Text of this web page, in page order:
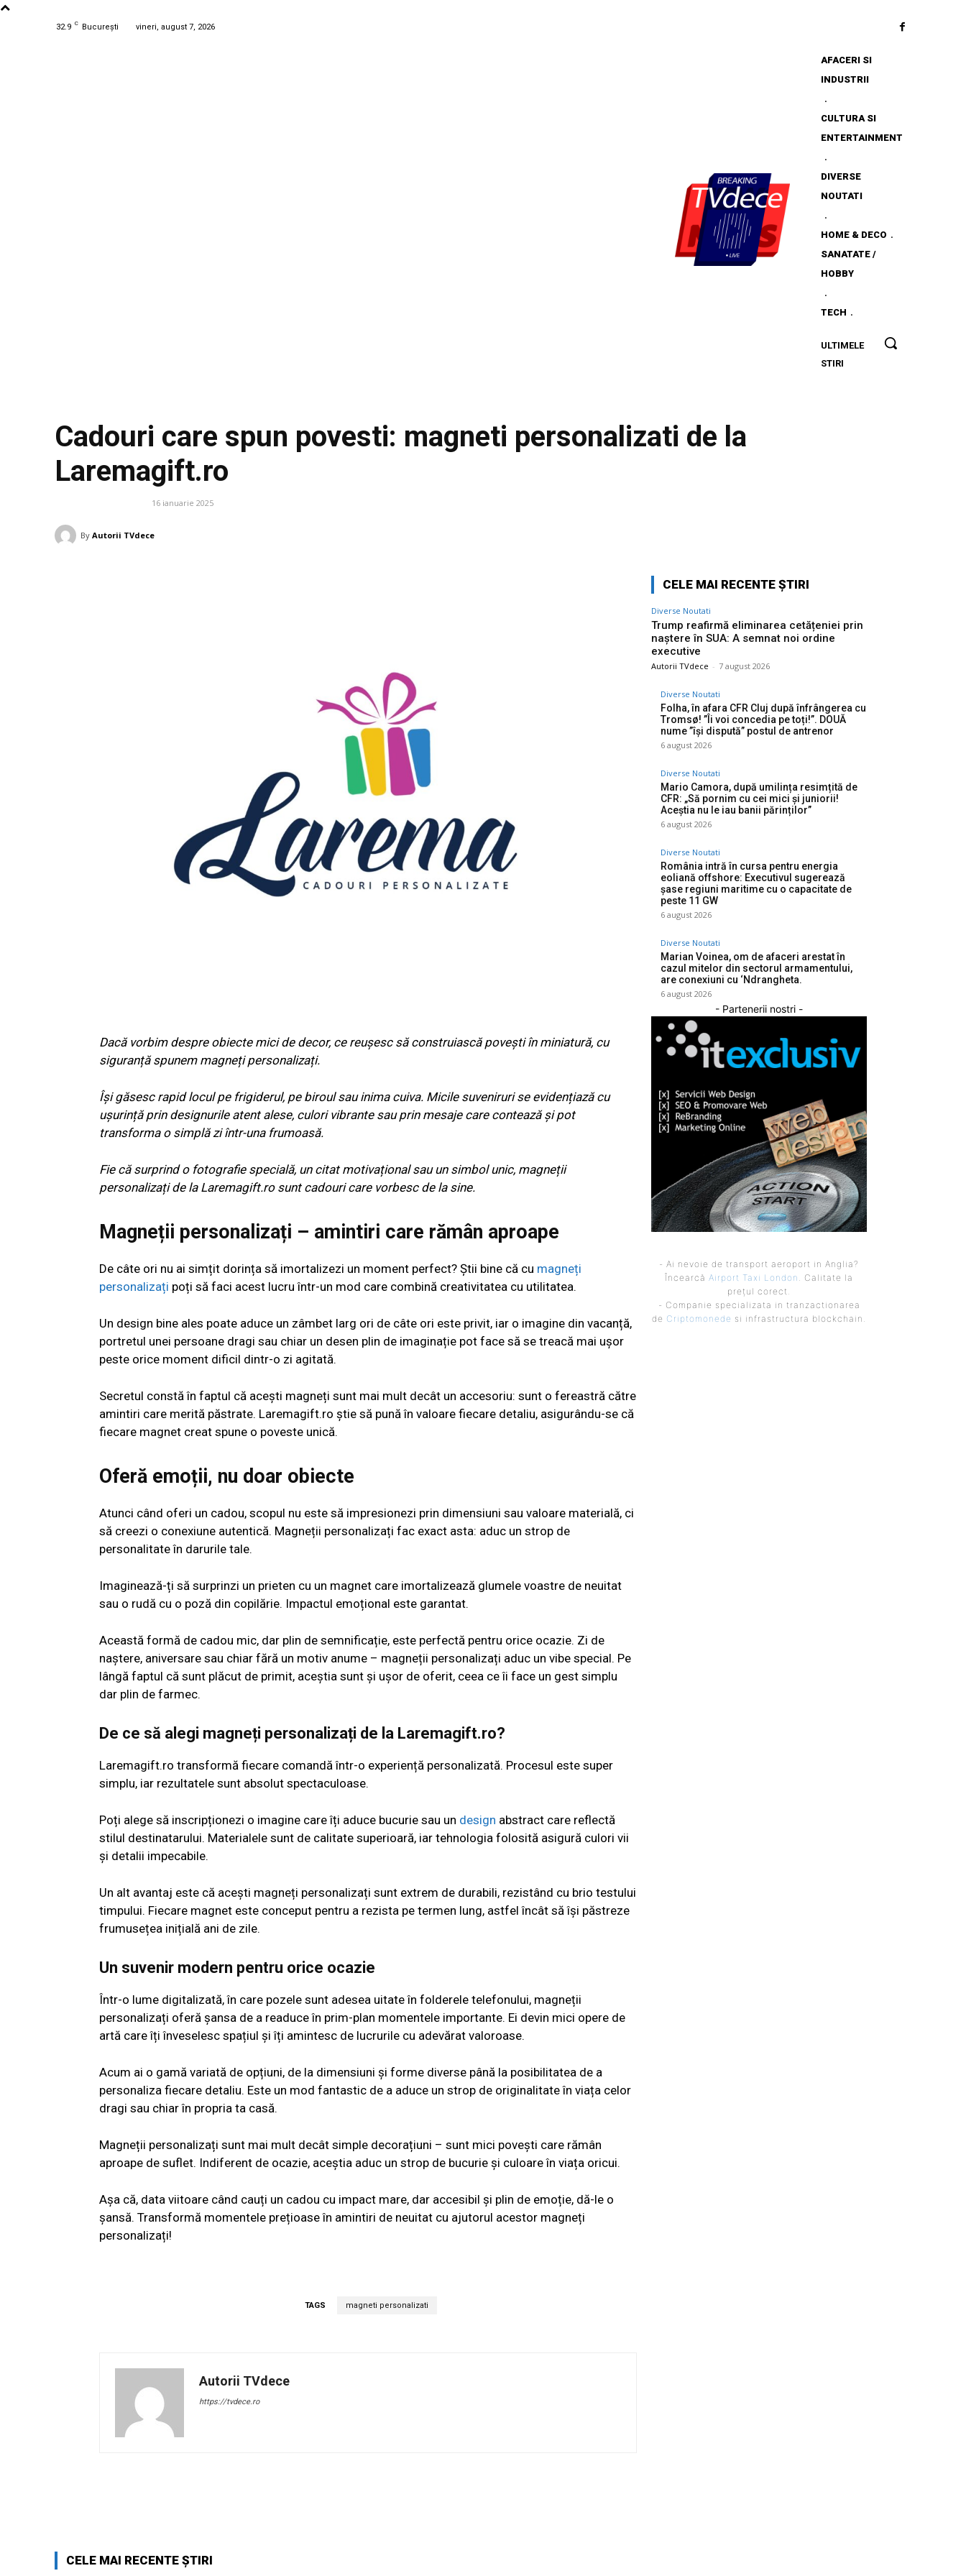
32.9 C București vineri, august 7, 2026
AFACERI SI
INDUSTRII
CULTURA SI
ENTERTAINMENT
DIVERSE
NOUTATI
HOME & DECO
SANATATE /
HOBBY
TECH
ULTIMELE
STIRI
Trump
Cadouri care spun povesti: magneti personalizati de la
Laremagift.ro
16 ianuarie 2025
By Autorii TVdece
Dacă vorbim despre obiecte mici de decor, ce reușesc să construiască povești în miniatură, cu
siguranță spunem magneți personalizați.
Își găsesc rapid locul pe frigiderul, pe biroul sau inima cuiva. Micile suveniruri se evidențiază cu
ușurință prin designurile atent alese, culori vibrante sau prin mesaje care contează și pot
transforma o simplă zi într-una frumoasă.
Fie că surprind o fotografie specială, un citat motivațional sau un simbol unic, magneții
personalizați de la Laremagift.ro sunt cadouri care vorbesc de la sine.
Magneții personalizați – amintiri care rămân aproape
De câte ori nu ai simțit dorința să imortalizezi un moment perfect? Știi bine că cu magneți
personalizați poți să faci acest lucru într-un mod care combină creativitatea cu utilitatea.
Un design bine ales poate aduce un zâmbet larg ori de câte ori este privit, iar o imagine din vacanță,
portretul unei persoane dragi sau chiar un desen plin de imaginație pot face să se treacă mai ușor
peste orice moment dificil dintr-o zi agitată.
Secretul constă în faptul că acești magneți sunt mai mult decât un accesoriu: sunt o fereastră către
amintiri care merită păstrate. Laremagift.ro știe să pună în valoare fiecare detaliu, asigurându-se că
fiecare magnet creat spune o poveste unică.
Oferă emoții, nu doar obiecte
Atunci când oferi un cadou, scopul nu este să impresionezi prin dimensiuni sau valoare materială, ci
să creezi o conexiune autentică. Magneții personalizați fac exact asta: aduc un strop de
personalitate în darurile tale.
Imaginează-ți să surprinzi un prieten cu un magnet care imortalizează glumele voastre de neuitat
sau o rudă cu o poză din copilărie. Impactul emoțional este garantat.
Această formă de cadou mic, dar plin de semnificație, este perfectă pentru orice ocazie. Zi de
naștere, aniversare sau chiar fără un motiv anume – magneții personalizați aduc un vibe special. Pe
lângă faptul că sunt plăcut de primit, aceștia sunt și ușor de oferit, ceea ce îi face un gest simplu
dar plin de farmec.
De ce să alegi magneți personalizați de la Laremagift.ro?
Laremagift.ro transformă fiecare comandă într-o experiență personalizată. Procesul este super
simplu, iar rezultatele sunt absolut spectaculoase.
Poți alege să inscripționezi o imagine care îți aduce bucurie sau un design abstract care reflectă
stilul destinatarului. Materialele sunt de calitate superioară, iar tehnologia folosită asigură culori vii
și detalii impecabile.
Un alt avantaj este că acești magneți personalizați sunt extrem de durabili, rezistând cu brio testului
timpului. Fiecare magnet este conceput pentru a rezista pe termen lung, astfel încât să își păstreze
frumusețea inițială ani de zile.
Un suvenir modern pentru orice ocazie
Într-o lume digitalizată, în care pozele sunt adesea uitate în folderele telefonului, magneții
personalizați oferă șansa de a readuce în prim-plan momentele importante. Ei devin mici opere de
artă care îți înveselesc spațiul și îți amintesc de lucrurile cu adevărat valoroase.
Acum ai o gamă variată de opțiuni, de la dimensiuni și forme diverse până la posibilitatea de a
personaliza fiecare detaliu. Este un mod fantastic de a aduce un strop de originalitate în viața celor
dragi sau chiar în propria ta casă.
Magneții personalizați sunt mai mult decât simple decorațiuni – sunt mici povești care rămân
aproape de suflet. Indiferent de ocazie, aceștia aduc un strop de bucurie și culoare în viața oricui.
Așa că, data viitoare când cauți un cadou cu impact mare, dar accesibil și plin de emoție, dă-le o
șansă. Transformă momentele prețioase în amintiri de neuitat cu ajutorul acestor magneți
personalizați!
TAGS magneti personalizati
Autorii TVdece
https://tvdece.ro
CELE MAI RECENTE ȘTIRI
Diverse Noutati
Trump reafirmă eliminarea cetățeniei prin
naștere în SUA: A semnat noi ordine
executive
Autorii TVdece - 7 august 2026
Diverse Noutati
Folha, în afara CFR Cluj după înfrângerea cu
Tromsø! ”Îi voi concedia pe toți!”. DOUĂ
nume ”își dispută” postul de antrenor
6 august 2026
Diverse Noutati
Mario Camora, după umilința resimțită de
CFR: „Să pornim cu cei mici și juniorii!
Aceștia nu le iau banii părinților”
6 august 2026
Diverse Noutati
România intră în cursa pentru energia
eoliană offshore: Executivul sugerează
șase regiuni maritime cu o capacitate de
peste 11 GW
6 august 2026
Diverse Noutati
Marian Voinea, om de afaceri arestat în
cazul mitelor din sectorul armamentului,
are conexiuni cu ‘Ndrangheta.
6 august 2026
- Partenerii nostri -
- Ai nevoie de transport aeroport in Anglia?
Încearcă Airport Taxi London . Calitate la
prețul corect.
- Companie specializata in tranzactionarea
de Criptomonede si infrastructura blockchain.
CELE MAI RECENTE ȘTIRI